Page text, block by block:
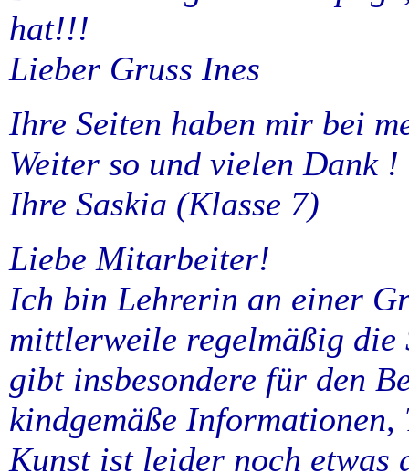
hat!!!
Lieber Gruss Ines
Ihre Seiten haben mir bei
Weiter so und vielen Dank !
Ihre Saskia (Klasse 7)
Liebe Mitarbeiter!
Ich bin Lehrerin an einer
mittlerweile regelmäßig die
gibt insbesondere für den
kindgemäße
Kunst ist leider noch etwas